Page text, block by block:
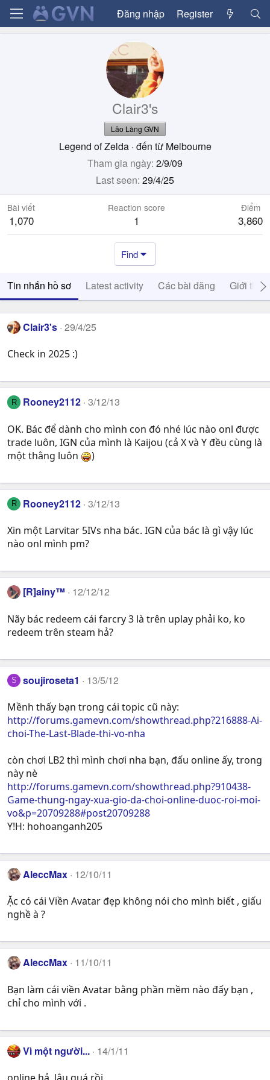
Đăng nhập Register
Clair3's
Lão Làng GVN
Legend of Zelda · đến từ Melbourne
Tham gia ngày 2/9/09
Last seen 29/4/25
Bài viết
1,070
Reaction score
1
Điểm
3,860
Find
Tin nhắn hồ sơ Latest activity Các bài đăng Giới thiệu
Clair3's 29/4/25
Check in 2025 :)
R Rooney2112 3/12/13
OK. Bác để dành cho mình con đó nhé lúc nào onl được
trade luôn, IGN của mình là Kaijou (cả X và Y đều cùng là
một thằng luôn
)
R Rooney2112 3/12/13
Xin một Larvitar 5IVs nha bác. IGN của bác là gì vậy lúc
nào onl mình pm?
[R]ainy™ 12/12/12
Nãy bác redeem cái farcry 3 là trên uplay phải ko, ko
redeem trên steam hả?
S soujiroseta1 13/5/12
Mềnh thấy bạn trong cái topic cũ này:
http://forums.gamevn.com/showthread.php?216888-Ai-
choi-The-Last-Blade-thi-vo-nha
còn chơi LB2 thì mình chơi nha bạn, đấu online ấy, trong
này nè
http://forums.gamevn.com/showthread.php?910438-
Game-thung-ngay-xua-gio-da-choi-online-duoc-roi-moi-
vo&p=20709288#post20709288
Y!H: hohoanganh205
AleccMax 12/10/11
Ặc có cái Viền Avatar đẹp không nói cho mình biết , giấu
nghề à ?
AleccMax 11/10/11
Bạn làm cái viền Avatar bằng phần mềm nào đấy bạn ,
chỉ cho mình với .
Vì một người... 14/1/11